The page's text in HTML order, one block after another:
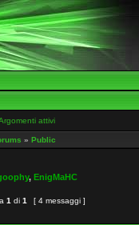
attivi
» Public
, EnigMaHC
1 di 1
[ 4 messaggi ]